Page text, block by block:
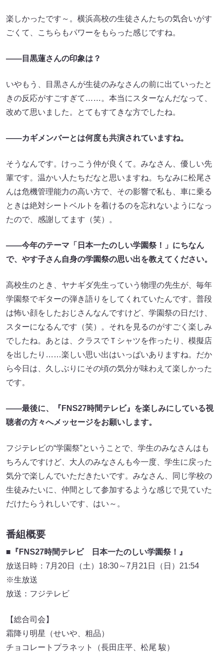
楽しかったです～。横浜高校の生徒さんたちの気合いがす
ごくて、こちらもパワーをもらった感じですね。
――目黒蓮さんの印象は？
いやもう、目黒さんが生徒のみなさんの前に出ていったと
きの反応がすごすぎて……。本当にスターなんだなって、
改めて思いました。とてもすてきな方でしたね。
――カギメンバーとは何度も共演されていますね。
そうなんです。けっこう仲が良くて。みなさん、優しい先
輩です。温かい人たちだなと思いますね。ちなみに松尾さ
んは危機管理能力の高い方で、その影響で私も、車に乗る
ときは絶対シートベルトを着けるのを忘れないようになっ
たので、感謝してます（笑）。
――今年のテーマ「日本一たのしい学園祭！」にちなん
で、やす子さん自身の学園祭の思い出を教えてください。
高校生のとき、ヤナギダ先生っていう物理の先生が、毎年
学園祭でギターの弾き語りをしてくれていたんです。普段
は怖い顔をしたおじさんなんですけど、学園祭の日だけ、
スターになるんです（笑）。それを見るのがすごく楽しみ
でしたね。あとは、クラスでＴシャツを作ったり、模擬店
を出したり……楽しい思い出はいっぱいありますね。だか
ら今日は、久しぶりにその頃の気分が味わえて楽しかった
です。
――最後に、『FNS27時間テレビ』を楽しみにしている視
聴者の方々へメッセージをお願いします。
フジテレビの“学園祭”ということで、学生のみなさんはも
ちろんですけど、大人のみなさんも今一度、学生に戻った
気分で楽しんでいただきたいです。みなさん、同じ学校の
生徒みたいに、仲間として参加するような感じで見ていた
だけたらうれしいです、はい～。
番組概要
■『FNS27時間テレビ 日本一たのしい学園祭！』
放送日時：7月20日（土）18:30～7月21日（日）21:54
※生放送
放送：フジテレビ
【総合司会】
霜降り明星（せいや、粗品）
チョコレートプラネット（長田庄平、松尾 駿）